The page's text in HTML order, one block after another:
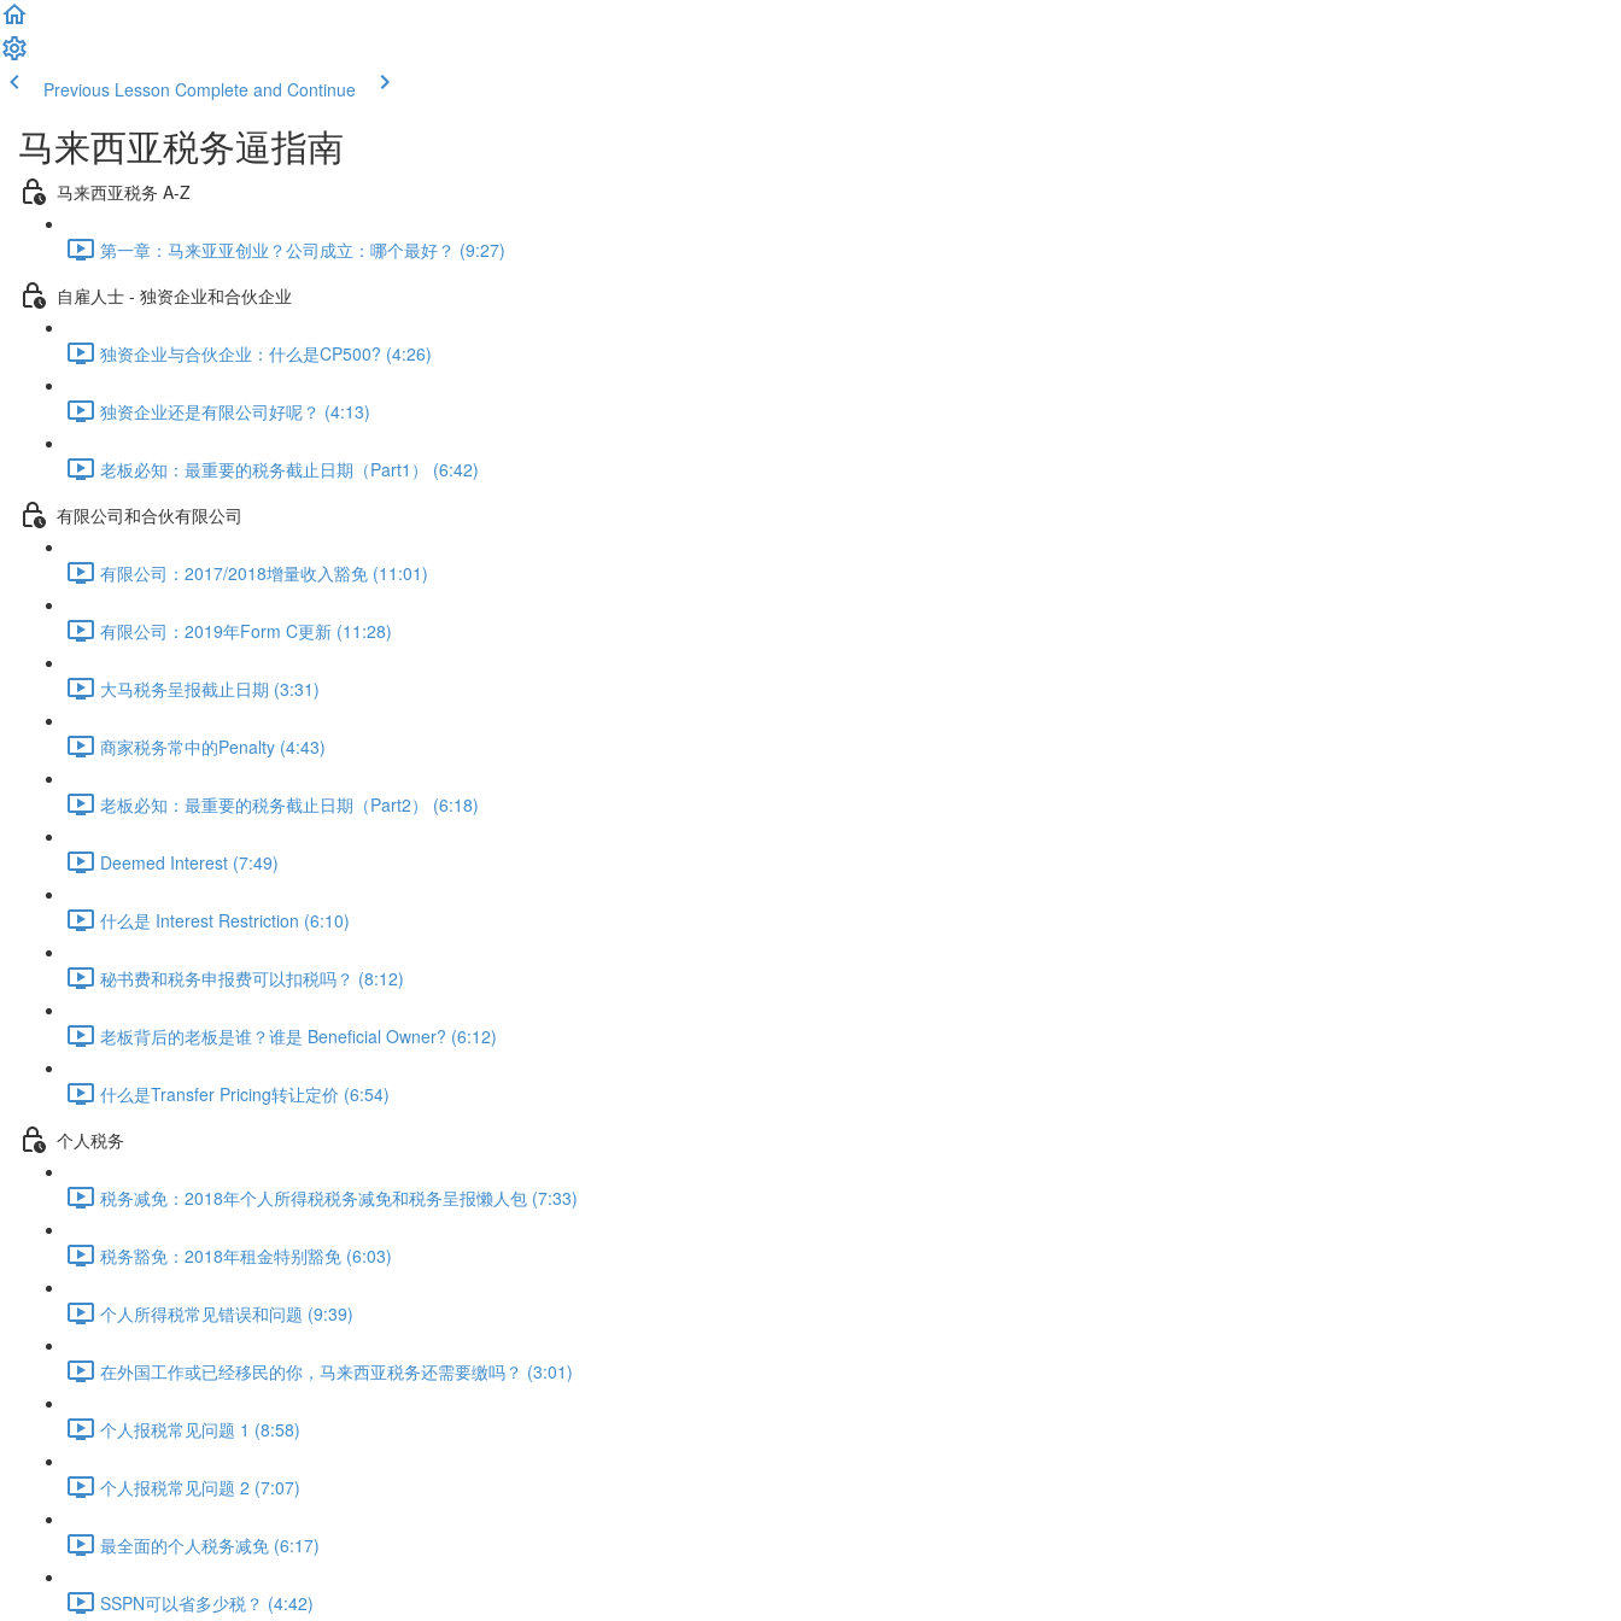
Previous Lesson Complete and Continue
马来西亚税务逼指南
马来西亚税务 A-Z
第一章：马来亚亚创业？公司成立：哪个最好？ (9:27)
自雇人士 - 独资企业和合伙企业
独资企业与合伙企业：什么是CP500? (4:26)
独资企业还是有限公司好呢？ (4:13)
老板必知：最重要的税务截止日期（Part1） (6:42)
有限公司和合伙有限公司
有限公司：2017/2018增量收入豁免 (11:01)
有限公司：2019年Form C更新 (11:28)
大马税务呈报截止日期 (3:31)
商家税务常中的Penalty (4:43)
老板必知：最重要的税务截止日期（Part2） (6:18)
Deemed Interest (7:49)
什么是 Interest Restriction (6:10)
秘书费和税务申报费可以扣税吗？ (8:12)
老板背后的老板是谁？谁是 Beneficial Owner? (6:12)
什么是Transfer Pricing转让定价 (6:54)
个人税务
税务减免：2018年个人所得税税务减免和税务呈报懒人包 (7:33)
税务豁免：2018年租金特别豁免 (6:03)
个人所得税常见错误和问题 (9:39)
在外国工作或已经移民的你，马来西亚税务还需要缴吗？ (3:01)
个人报税常见问题 1 (8:58)
个人报税常见问题 2 (7:07)
最全面的个人税务减免 (6:17)
SSPN可以省多少税？ (4:42)